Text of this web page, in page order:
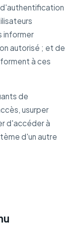
informer
autorisé ; et de
à ces
de
usurper
d'accéder à
d'un autre